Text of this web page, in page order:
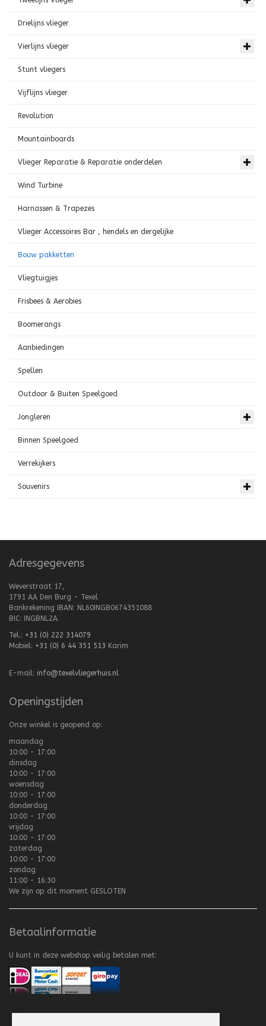
Drielijns vlieger
Vierlijns vlieger
Stunt vliegers
Vijflijns vlieger
Revolution
Mountainboards
Vlieger Reparatie & Reparatie onderdelen
Wind Turbine
Harnassen & Trapezes
Vlieger Accessoires Bar , hendels en dergelijke
Bouw pakketten
Vliegtuigjes
Frisbees & Aerobies
Boomerangs
Aanbiedingen
Spellen
Outdoor & Buiten Speelgoed
Jongleren
Binnen Speelgoed
Verrekijkers
Souvenirs
Adresgegevens
Weverstraat 17,
1791 AA Den Burg - Texel
Bankrekening IBAN: NL60INGB0674351088
BIC: INGBNL2A
Tel.: +31 (0) 222 314079
Mobiel: +31 (0) 6 44 351 513 Karim
E-mail: info@texelvliegerhuis.nl
Openingstijden
Onze winkel is geopend op:
maandag
10:00 - 17:00
dinsdag
10:00 - 17:00
woensdag
10:00 - 17:00
donderdag
10:00 - 17:00
vrijdag
10:00 - 17:00
zaterdag
10:00 - 17:00
zondag
11:00 - 16:30
We zijn op dit moment GESLOTEN
Betaalinformatie
U kunt in deze webshop veilig betalen met: